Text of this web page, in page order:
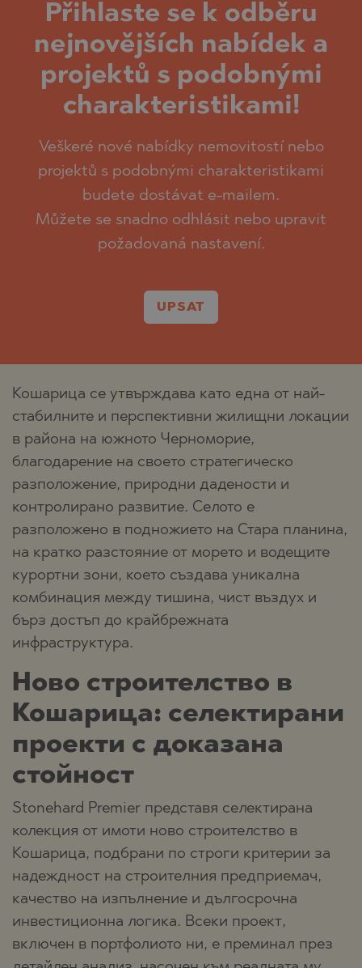
Přihlaste se k odběru
nejnovějších nabídek a
projektů s podobnými
charakteristikami!
Veškeré nové nabídky nemovitostí nebo
projektů s podobnými charakteristikami
budete dostávat e-mailem.
Můžete se snadno odhlásit nebo upravit
požadovaná nastavení.
UPSAT
Кошарица се утвърждава като една от най-
стабилните и перспективни жилищни локации
в района на южното Черноморие,
благодарение на своето стратегическо
разположение, природни дадености и
контролирано развитие. Селото е
разположено в подножието на Стара планина,
на кратко разстояние от морето и водещите
курортни зони, което създава уникална
комбинация между тишина, чист въздух и
бърз достъп до крайбрежната
инфраструктура.
Ново строителство в
Кошарица: селектирани
проекти с доказана
стойност
Stonehard Premier представя селектирана
колекция от имоти ново строителство в
Кошарица, подбрани по строги критерии за
надеждност на строителния предприемач,
качество на изпълнение и дългосрочна
инвестиционна логика. Всеки проект,
включен в портфолиото ни, е преминал през